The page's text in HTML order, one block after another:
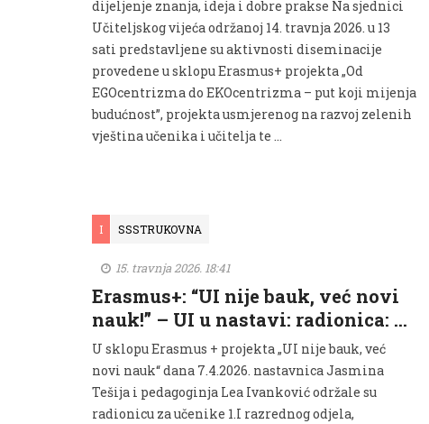
dijeljenje znanja, ideja i dobre prakse Na sjednici
Učiteljskog vijeća održanoj 14. travnja 2026. u 13
sati predstavljene su aktivnosti diseminacije
provedene u sklopu Erasmus+ projekta „Od
EGOcentrizma do EKOcentrizma – put koji mijenja
budućnost”, projekta usmjerenog na razvoj zelenih
vještina učenika i učitelja te …
I SSSTRUKOVNA
15. travnja 2026. 18:41
Erasmus+: “UI nije bauk, već novi
nauk!” – UI u nastavi: radionica: …
U sklopu Erasmus + projekta „UI nije bauk, već
novi nauk“ dana 7.4.2026. nastavnica Jasmina
Tešija i pedagoginja Lea Ivanković održale su
radionicu za učenike 1.I razrednog odjela,